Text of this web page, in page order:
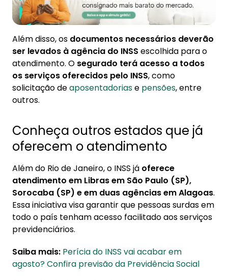
Além disso, os documentos necessários deverão
ser levados à agência do INSS escolhida para o
atendimento. O segurado terá acesso a todos
os serviços oferecidos pelo INSS, como
solicitação deaposentadoriase pensões, entre
outros.
Conheça outros estados que já
oferecem o atendimento
Além do Rio de Janeiro, o INSS já oferece
atendimento em Libras em São Paulo (SP),
Sorocaba (SP) e em duas agências em Alagoas.
Essa iniciativa visa garantir que pessoas surdas em
todo o país tenham acesso facilitado aos serviços
previdenciários.
Saiba mais: Perícia do INSS vai acabar em
agosto? Confira previsão da Previdência Social